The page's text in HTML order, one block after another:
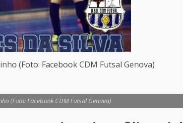
(Foto: Facebook CDM Futsal Genova)
(Foto: Facebook CDM Futsal Genova)